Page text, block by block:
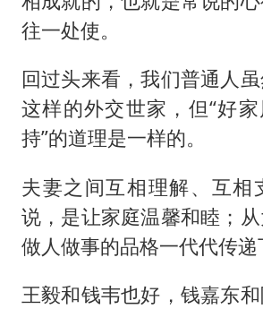
往一处使。
回过头来看，我们普通人
这样的外交世家，但“好家
持”的道理是一样的。
夫妻之间互相理解、互相
说，是让家庭温馨和睦；
做人做事的品格一代代传递
王毅和钱韦也好，钱嘉东